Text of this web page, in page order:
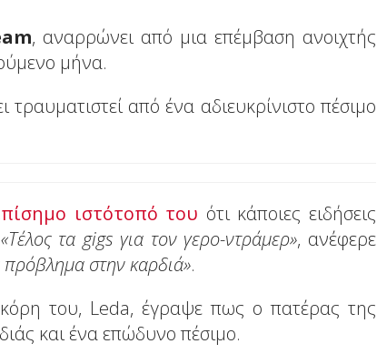
, αναρρώνει από μια επέμβαση ανοιχτής
μήνα.
από ένα αδιευκρίνιστο πέσιμο
ιστότοπό του ότι κάποιες ειδήσεις
«Τέλος τα gigs για τον γερο-ντράμερ», ανέφερε
στην καρδιά».
του, Leda, έγραψε πως ο πατέρας της
και ένα επώδυνο πέσιμο.